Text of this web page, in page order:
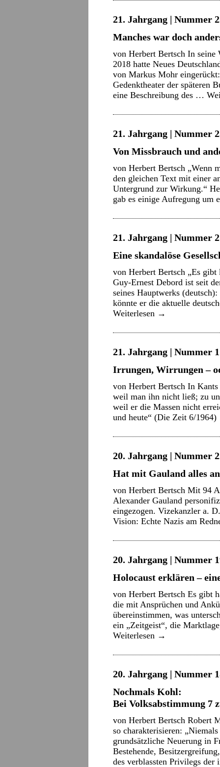
21. Jahrgang | Nummer
Manches war doch
von Herbert Bertsch In seine
2018 hatte Neues
von Markus Mohr
Gedenktheater der späteren
eine Beschreibung des …
21. Jahrgang | Nummer
Von Missbrauch und
von Herbert Bertsch „Wenn
den gleichen Text mit einer
Untergrund zur Wirkung.“
gab es einige Aufregung
21. Jahrgang | Nummer
Eine skandalöse
von Herbert Bertsch „Es
Guy-Ernest Debord ist seit
seines Hauptwerks
könnte er die aktuelle
Weiterlesen →
21. Jahrgang | Nummer
Irrungen, Wirrungen –
von Herbert Bertsch In
weil man ihn nicht ließ; zu
weil er die Massen nicht
und heute“ (Die Zeit 6/
20. Jahrgang | Nummer
Hat mit Gauland alles
von Herbert Bertsch Mit 94
Alexander Gauland
eingezogen. Vizekanzler a.
Vision: Echte Nazis am
20. Jahrgang | Nummer
Holocaust erklären –
von Herbert Bertsch Es gibt
die mit Ansprüchen und
übereinstimmen, was
ein „Zeitgeist“, die
Weiterlesen →
20. Jahrgang | Nummer
Nochmals Kohl:
Bei Volksabstimmung 7
von Herbert Bertsch Robert
so charakterisieren:
grundsätzliche Neuerung in
Bestehende,
des verblassten Privilegs